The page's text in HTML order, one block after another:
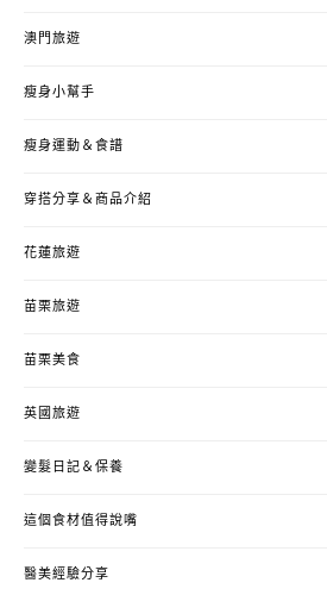
澳門旅遊
瘦身小幫手
瘦身運動＆食譜
穿搭分享＆商品介紹
花蓮旅遊
苗栗旅遊
苗栗美食
英國旅遊
變髮日記＆保養
這個食材值得說嘴
醫美經驗分享